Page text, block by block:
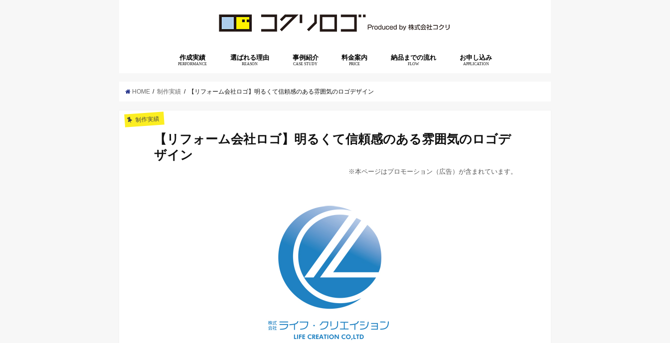
作成実績
PERFORMANCE
選ばれる理由
REASON
事例紹介
CASE STUDY
料金案内
PRICE
納品までの流れ
FLOW
お申し込み
APPLICATION
HOME 制作実績 【リフォーム会社ロゴ】明るくて信頼感のある雰囲気のロゴデザイン
制作実績
【リフォーム会社ロゴ】明るくて信頼感のある雰囲気のロゴデ
ザイン
※本ページはプロモーション（広告）が含まれています。